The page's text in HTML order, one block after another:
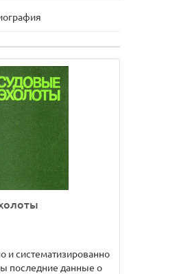
и систематизированно
последние данные о